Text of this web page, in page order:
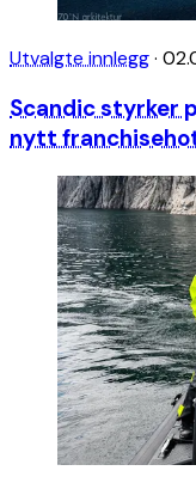
Utvalgte innlegg·
Scandic styrker
nytt